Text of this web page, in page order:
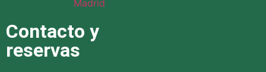
Contacto y
reservas